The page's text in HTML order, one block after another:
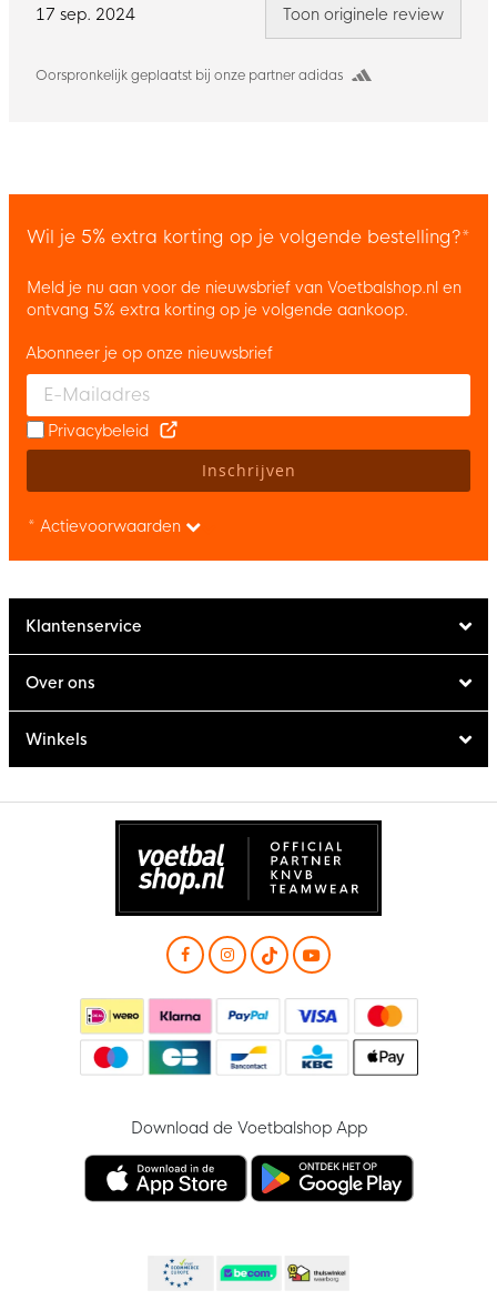
17 sep. 2024
Oorspronkelijk geplaatst bij onze partner adidas
Toon originele review
Wil je 5% extra korting op je volgende bestelling?*
Meld je nu aan voor de nieuwsbrief van Voetbalshop.nl en
ontvang 5% extra korting op je volgende aankoop.
Enter your email and accept the privacy policy to subscribe to
Abonneer je op onze nieuwsbrief
Privacybeleid
Inschrijven
* Actievoorwaarden
Klantenservice
Over ons
Winkels
Download de Voetbalshop App